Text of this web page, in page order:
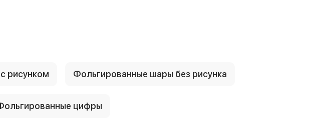
рисунком Фольгированные шары без рисунка
цифры